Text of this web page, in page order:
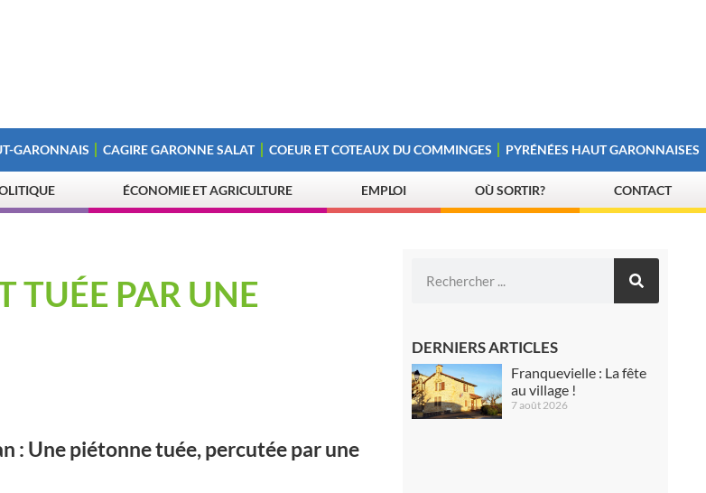
GARONNAIS CAGIRE GARONNE SALAT COEUR ET COTEAUX DU COMMINGES PYRÉNÉES HAUT GARONNAISES
ÉCONOMIE ET AGRICULTURE EMPLOI OÙ SORTIR? CONTACT
TUÉE PAR UNE
: Une piétonne tuée, percutée par une
DERNIERS ARTICLES
Franquevielle : La fête
au village !
7 août 2026